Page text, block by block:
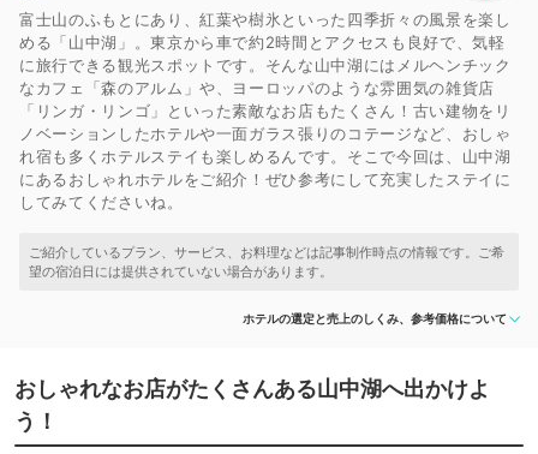
富士山のふもとにあり、紅葉や樹氷といった四季折々の風景を楽し
める「山中湖」。東京から車で約2時間とアクセスも良好で、気軽
に旅行できる観光スポットです。そんな山中湖にはメルヘンチック
なカフェ「森のアルム」や、ヨーロッパのような雰囲気の雑貨店
「リンガ・リンゴ」といった素敵なお店もたくさん！古い建物をリ
ノベーションしたホテルや一面ガラス張りのコテージなど、おしゃ
れ宿も多くホテルステイも楽しめるんです。そこで今回は、山中湖
にあるおしゃれホテルをご紹介！ぜひ参考にして充実したステイに
してみてくださいね。
ホテルの選定と売上のしくみ、参考価格について
おしゃれなお店がたくさんある山中湖へ出かけよ
う！